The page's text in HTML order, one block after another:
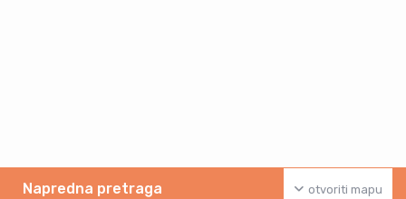
otvoriti mapu
Napredna pretraga